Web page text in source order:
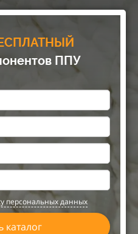
ППУ
персональных данных
каталог